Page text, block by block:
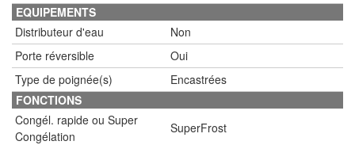
EQUIPEMENTS
Distributeur d'eau
Non
Porte réversible
Oui
Type de poignée(s)
Encastrées
FONCTIONS
Congél. rapide ou Super
Congélation
SuperFrost